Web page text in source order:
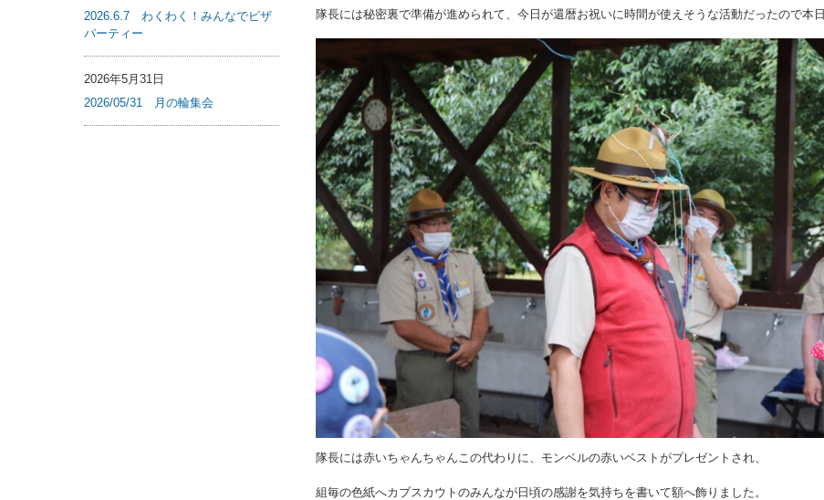
隊長には秘密裏で準備が進められて、今日が還暦お祝いに時間が使えそうな活動だったので本
隊長には赤いちゃんちゃんこの代わりに、モンベルの赤いベストがプレゼントされ、
組毎の色紙へカブスカウトのみんなが日頃の感謝を気持ちを書いて額へ飾りました。
2026.6.7 わくわく！みんなでピザ
パーティー
2026年5月31日
2026/05/31 月の輪集会